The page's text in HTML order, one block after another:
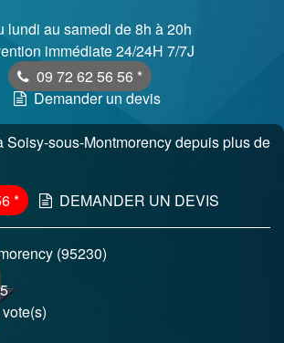
lundi au samedi de 8h à 20h
immédiate 24/24H 7/7J
09 72 62 56 56 *
Demander un devis
Soisy-sous-Montmorency depuis plus de
* DEMANDER UN DEVIS
(95230)